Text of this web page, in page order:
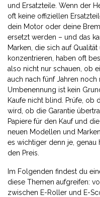
und Ersatzteile. Wenn der
oft keine offiziellen
dein Motor oder deine
ersetzt werden – und das
Marken die sich auf
konzentrieren , haben oft
also nicht nur schauen, ob
auch nach fünf Jahren noch
Umbenennung ist kein
Kaufe nicht blind. Prüfe, ob
wird, ob die Garantie
Papiere für den Kauf und
neuen Modellen und
es wichtiger denn je, genau
den Preis.
Im Folgenden findest du
diese Themen aufgreifen:
zwischen E-Roller und E-